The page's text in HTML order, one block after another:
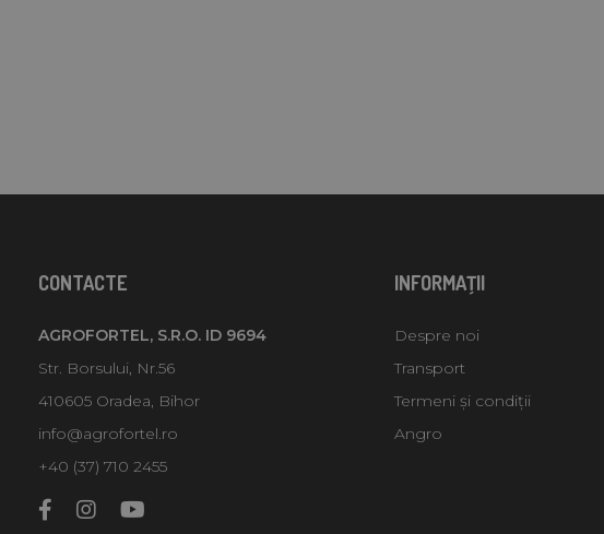
CONTACTE
AGROFORTEL, S.R.O. ID 9694
Str. Borsului, Nr.56
410605 Oradea, Bihor
info@agrofortel.ro
+40 (37) 710 2455
INFORMAŢII
Despre noi
Transport
Termeni și condiții
Angro